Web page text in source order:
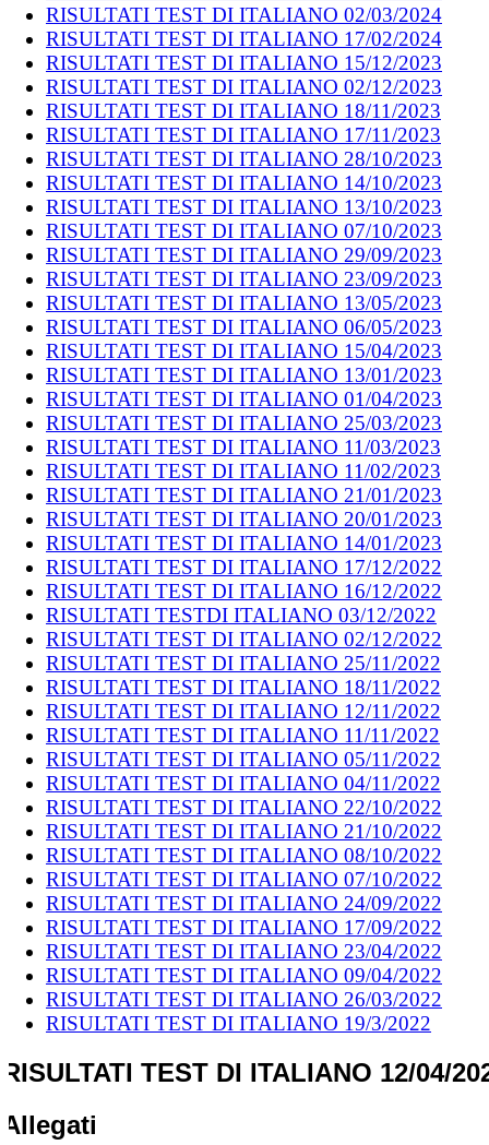
RISULTATI TEST DI ITALIANO 02/03/2024
RISULTATI TEST DI ITALIANO 17/02/2024
RISULTATI TEST DI ITALIANO 15/12/2023
RISULTATI TEST DI ITALIANO 02/12/2023
RISULTATI TEST DI ITALIANO 18/11/2023
RISULTATI TEST DI ITALIANO 17/11/2023
RISULTATI TEST DI ITALIANO 28/10/2023
RISULTATI TEST DI ITALIANO 14/10/2023
RISULTATI TEST DI ITALIANO 13/10/2023
RISULTATI TEST DI ITALIANO 07/10/2023
RISULTATI TEST DI ITALIANO 29/09/2023
RISULTATI TEST DI ITALIANO 23/09/2023
RISULTATI TEST DI ITALIANO 13/05/2023
RISULTATI TEST DI ITALIANO 06/05/2023
RISULTATI TEST DI ITALIANO 15/04/2023
RISULTATI TEST DI ITALIANO 13/01/2023
RISULTATI TEST DI ITALIANO 01/04/2023
RISULTATI TEST DI ITALIANO 25/03/2023
RISULTATI TEST DI ITALIANO 11/03/2023
RISULTATI TEST DI ITALIANO 11/02/2023
RISULTATI TEST DI ITALIANO 21/01/2023
RISULTATI TEST DI ITALIANO 20/01/2023
RISULTATI TEST DI ITALIANO 14/01/2023
RISULTATI TEST DI ITALIANO 17/12/2022
RISULTATI TEST DI ITALIANO 16/12/2022
RISULTATI TESTDI ITALIANO 03/12/2022
RISULTATI TEST DI ITALIANO 02/12/2022
RISULTATI TEST DI ITALIANO 25/11/2022
RISULTATI TEST DI ITALIANO 18/11/2022
RISULTATI TEST DI ITALIANO 12/11/2022
RISULTATI TEST DI ITALIANO 11/11/2022
RISULTATI TEST DI ITALIANO 05/11/2022
RISULTATI TEST DI ITALIANO 04/11/2022
RISULTATI TEST DI ITALIANO 22/10/2022
RISULTATI TEST DI ITALIANO 21/10/2022
RISULTATI TEST DI ITALIANO 08/10/2022
RISULTATI TEST DI ITALIANO 07/10/2022
RISULTATI TEST DI ITALIANO 24/09/2022
RISULTATI TEST DI ITALIANO 17/09/2022
RISULTATI TEST DI ITALIANO 23/04/2022
RISULTATI TEST DI ITALIANO 09/04/2022
RISULTATI TEST DI ITALIANO 26/03/2022
RISULTATI TEST DI ITALIANO 19/3/2022
RISULTATI TEST DI ITALIANO 12/04/
Allegati